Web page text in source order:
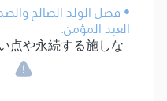
• فضل الولد الصالح
العبد المؤمن.
点や永続する施しな